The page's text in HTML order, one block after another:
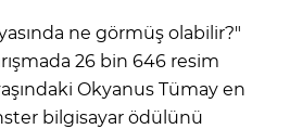
ne görmüş olabilir?"
26 bin 646 resim
Okyanus Tümay en
bilgisayar ödülünü